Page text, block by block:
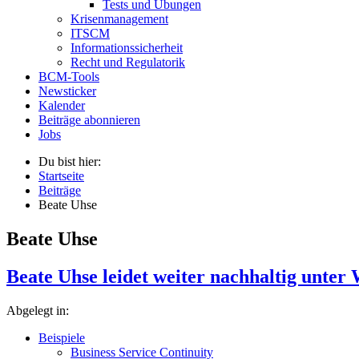
Tests und Übungen
Krisenmanagement
ITSCM
Informationssicherheit
Recht und Regulatorik
BCM-Tools
Newsticker
Kalender
Beiträge abonnieren
Jobs
Du bist hier:
Startseite
Beiträge
Beate Uhse
Beate Uhse
Beate Uhse leidet weiter nachhaltig unter
Abgelegt in:
Beispiele
Business Service Continuity